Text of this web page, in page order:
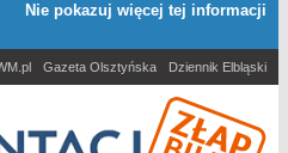
Nie pokazuj więcej tej informacji
Dziennik Elbląski
Gazeta Olsztyńska